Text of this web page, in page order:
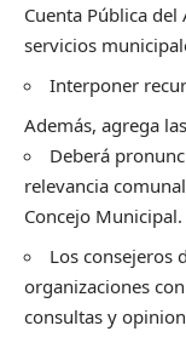
Cuenta Pública
servicios
Interponer
Además, agrega
Deberá
relevancia
Concejo Municipal.
Los consejeros
organizaciones
consultas y